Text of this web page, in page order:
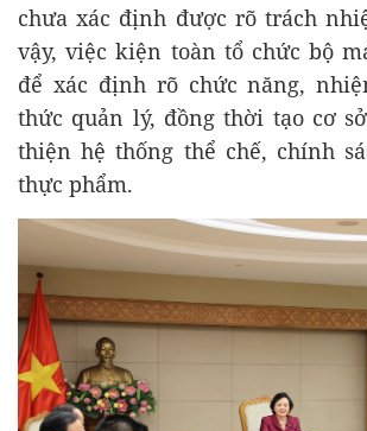
chưa xác định được rõ trách
vậy, việc kiện toàn tổ chức bộ
để xác định rõ chức năng,
thức quản lý, đồng thời tạo cơ
thiện hệ thống thể chế, chính
thực phẩm.